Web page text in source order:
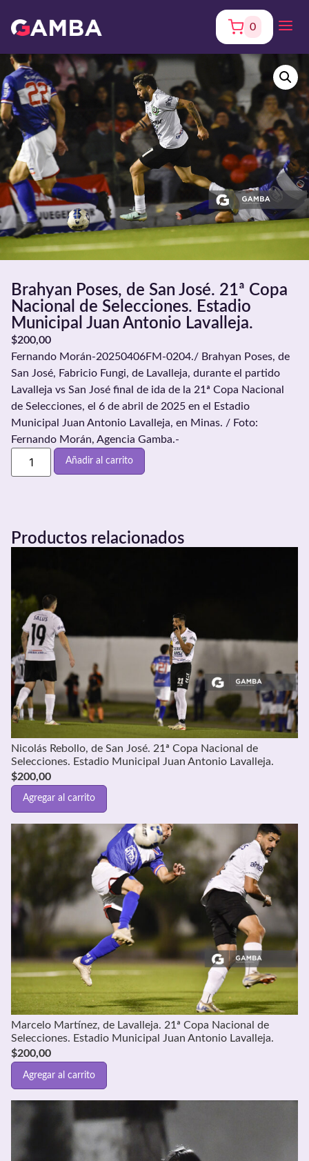
0
Brahyan Poses, de San José. 21ª Copa
Nacional de Selecciones. Estadio
Municipal Juan Antonio Lavalleja.
$200,00
Fernando Morán-20250406FM-0204./ Brahyan Poses, de
San José, Fabricio Fungi, de Lavalleja, durante el partido
Lavalleja vs San José final de ida de la 21ª Copa Nacional
de Selecciones, el 6 de abril de 2025 en el Estadio
Municipal Juan Antonio Lavalleja, en Minas. / Foto:
Fernando Morán, Agencia Gamba.-
Añadir al carrito
Productos relacionados
Nicolás Rebollo, de San José. 21ª Copa Nacional de
Selecciones. Estadio Municipal Juan Antonio Lavalleja.
$200,00
Agregar al carrito
Marcelo Martínez, de Lavalleja. 21ª Copa Nacional de
Selecciones. Estadio Municipal Juan Antonio Lavalleja.
$200,00
Agregar al carrito